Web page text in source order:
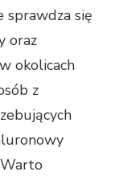
sprawdza się
oraz
okolicach
z